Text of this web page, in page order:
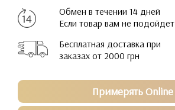
Обмен в течении 14 дней
Если товар вам не подойдет
Бесплатная доставка при
заказах от 2000 грн
Примерять Online